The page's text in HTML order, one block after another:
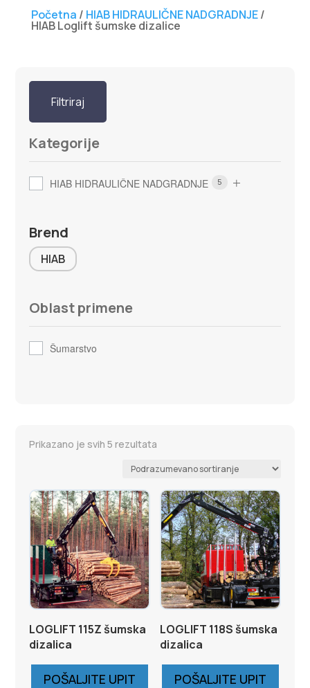
Početna / HIAB HIDRAULIČNE NADGRADNJE/
HIAB Loglift šumske dizalice
Filtriraj
Kategorije
HIAB HIDRAULIČNE NADGRADNJE 5
Brend
HIAB
Oblast primene
Šumarstvo
Prikazano je svih 5 rezultata
LOGLIFT 115Z šumska
dizalica
POŠALJITE UPIT
LOGLIFT 118S šumska
dizalica
POŠALJITE UPIT